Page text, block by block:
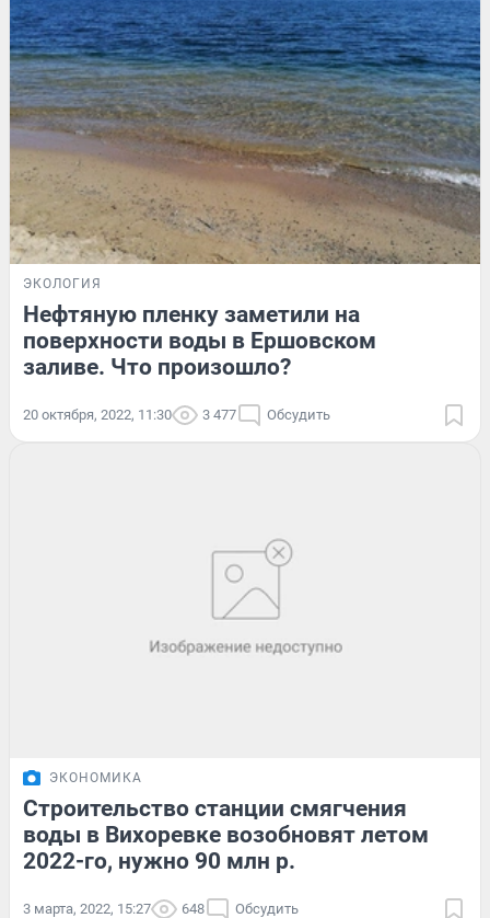
ЭКОЛОГИЯ
Нефтяную пленку заметили на
поверхности воды в Ершовском
заливе. Что произошло?
20 октября, 2022, 11:30 3 477 Обсудить
ЭКОНОМИКА
Строительство станции смягчения
воды в Вихоревке возобновят летом
2022-го, нужно 90 млн р.
3 марта, 2022, 15:27 648 Обсудить